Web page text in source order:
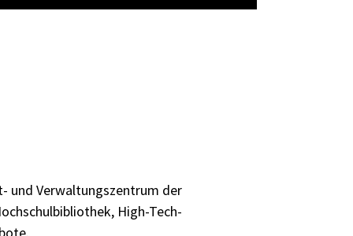
und Verwaltungszentrum der
High-Tech-